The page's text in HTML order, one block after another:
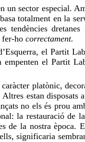
sector especial.
totalment en la
tendències
fer-ho correctament.
el Partit
empenten el Partit
platònic,
estan
no els és prou
la restauració de
de la nostra
significaria